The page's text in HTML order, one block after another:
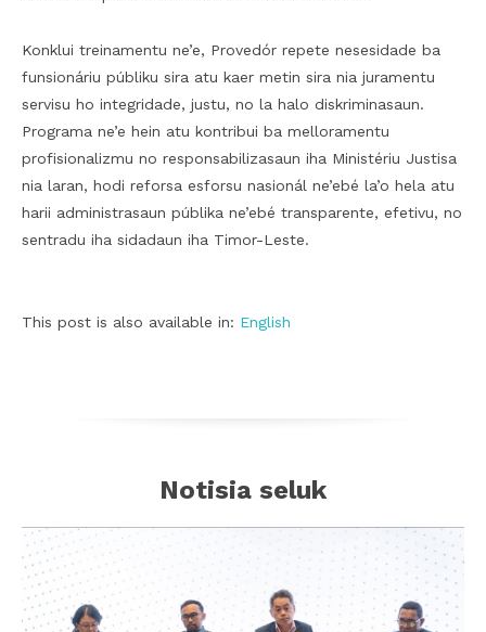
Konklui treinamentu ne’e, Provedór repete nesesidade ba
funsionáriu públiku sira atu kaer metin sira nia juramentu
servisu ho integridade, justu, no la halo diskriminasaun.
Programa ne’e hein atu kontribui ba melloramentu
profisionalizmu no responsabilizasaun iha Ministériu Justisa
nia laran, hodi reforsa esforsu nasionál ne’ebé la’o hela atu
harii administrasaun públika ne’ebé transparente, efetivu, no
sentradu iha sidadaun iha Timor-Leste.
This post is also available in: English
Notisia seluk